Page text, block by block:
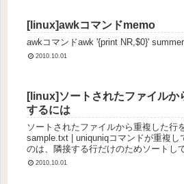
[linux]awkコマンドmemo
awkコマンドawk '{print NR,$0}'
2010.10.01
[linux]ソートされたファイルか
するには
ソートされたファイルから重複した行
sample.txt | uniquniqコマンドが重複し
のは、隣接する行だけのためソートし
ていないときは、-uオプションで1度だ
2010.10.01